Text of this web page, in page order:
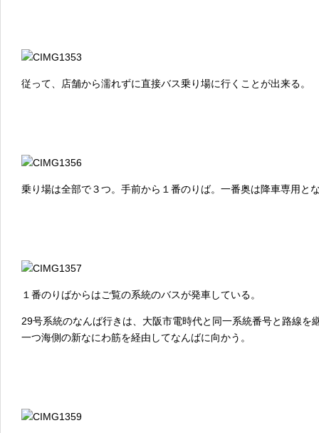
従って、店舗から濡れずに直接バス乗り場に行くことが出来る。
乗り場は全部で３つ。手前から１番のりば。一番奥は降車専用と
１番のりばからはご覧の系統のバスが発車している。
29号系統のなんば行きは、大阪市電時代と同一系統番号と路線を
一つ海側の新なにわ筋を経由してなんばに向かう。